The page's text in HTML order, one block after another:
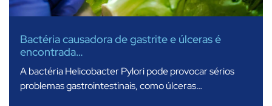
Bactéria causadora de gastrite e úlceras é
encontrada…
A bactéria Helicobacter Pylori pode provocar sérios
problemas gastrointestinais, como úlceras…